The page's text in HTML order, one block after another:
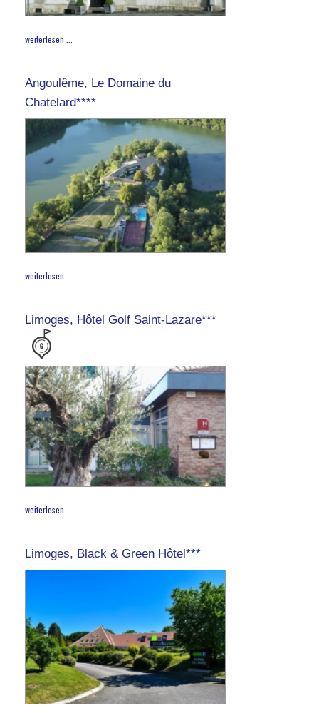
weiterlesen ...
Angoulême, Le Domaine du
Chatelard****
weiterlesen ...
Limoges, Hôtel Golf Saint-Lazare***
weiterlesen ...
Limoges, Black & Green Hôtel***